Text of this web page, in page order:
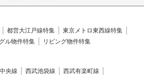
都営大江戸線特集
東京メトロ東西線特集
ル物件特集 リビング物件特集
央線 西武池袋線
西武有楽町線